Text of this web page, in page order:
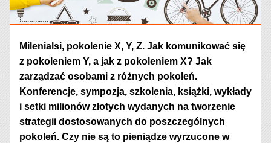
Milenialsi, pokolenie X, Y, Z. Jak komunikować się
z pokoleniem Y, a jak z pokoleniem X? Jak
zarządzać osobami z różnych pokoleń.
Konferencje, sympozja, szkolenia, książki, wykłady
i setki milionów złotych wydanych na tworzenie
strategii dostosowanych do poszczególnych
pokoleń. Czy nie są to pieniądze wyrzucone w